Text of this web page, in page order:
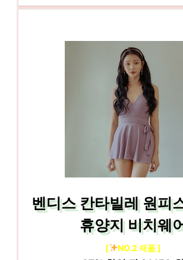
벤디스 칸타빌레 원피
휴양지 비치웨
[ NO.2 제품 ]